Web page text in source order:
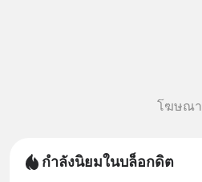
โฆษณา
กำลังนิยมในบล็อกดิต